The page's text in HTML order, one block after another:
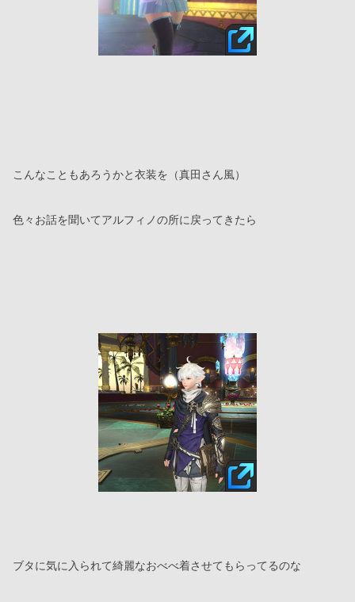
こんなこともあろうかと衣装を（真田さん風）
色々お話を聞いてアルフィノの所に戻ってきたら
ブタに気に入られて綺麗なおべべ着させてもらってるのな